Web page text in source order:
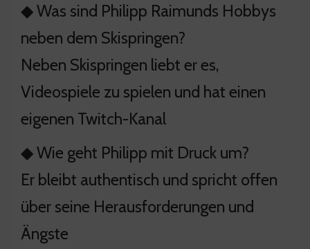
◆ Was sind Philipp Raimunds Hobbys
neben dem Skispringen?
Neben Skispringen liebt er es,
Videospiele zu spielen und hat einen
eigenen Twitch-Kanal
◆ Wie geht Philipp mit Druck um?
Er bleibt authentisch und spricht offen
über seine Herausforderungen und
Ängste